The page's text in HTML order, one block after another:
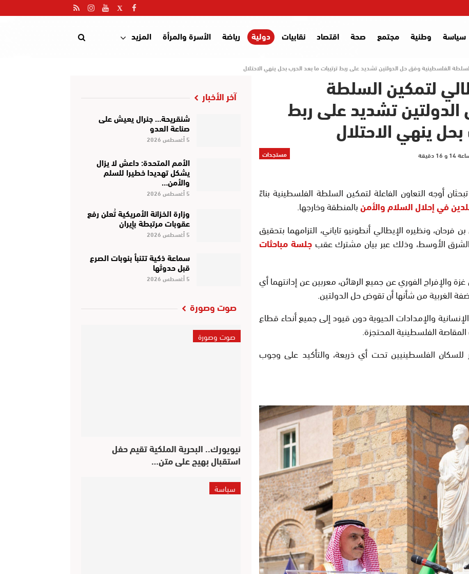
سياسة وطنية مجتمع صحة اقتصاد نقابيات دولية رياضة الأسرة والمرأة المزيد
الفلسطينية وفق حل الدولتين تشديد على ربط ترتيبات ما بعد الحرب بحل ينهي الاحتلال
لتمكين السلطة
تشديد على ربط
ينهي الاحتلال
مستجدات
أوجه التعاون الفاعلة لتمكين السلطة الفلسطينية بناءً
في إحلال السلام والأمنبالمنطقة وخارجها.
فرحان، ونظيره الإيطالي أنطونيو تاياني، التزامهما بتحقيق
الأوسط، وذلك عبر بيان مشترك عقبجلسة مباحثات
والإفراج الفوري عن جميع الرهائن، معربين عن إدانتهما أي
الغربية من شأنها أن تقوض حل الدولتين.
والإمدادات الحيوية دون قيود إلى جميع أنحاء قطاع
الفلسطينية المحتجزة.
للسكان الفلسطينيين تحت أي ذريعة، والتأكيد على وجوب
آخر الأخبار
شنقريحة… جنرال يعيش على
صناعة العدو
5 أغسطس 2026
الأمم المتحدة: داعش لا يزال
يشكل تهديدا خطيرا للسلم
والأمن…
5 أغسطس 2026
وزارة الخزانة الأمريكية تُعلن رفع
عقوبات مرتبطة بإيران
5 أغسطس 2026
سماعة ذكية تتنبأ بنوبات الصرع
قبل حدوثها
5 أغسطس 2026
صوت وصورة
صوت وصورة
نيويورك.. البحرية الملكية تقيم حفل
استقبال بهيج على متن…
سياسة